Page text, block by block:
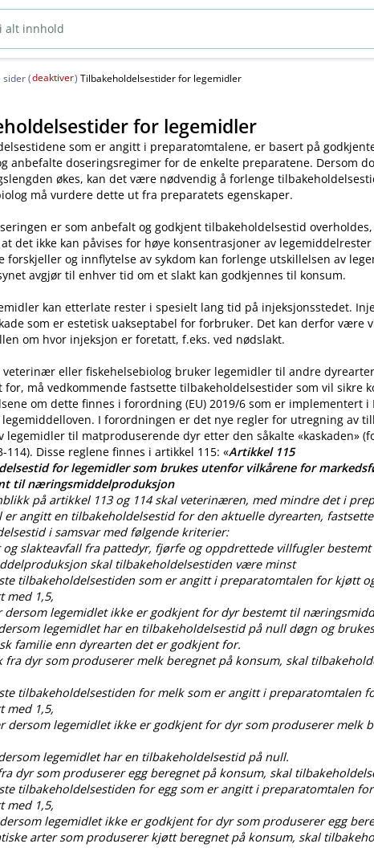
sider (deaktiver) Tilbakeholdelsestider for legemidler
for legemidler
som er angitt i preparatomtalene, er basert på
anbefalte doseringsregimer for de enkelte preparatene. Dersom
økes, kan det være nødvendig å forlenge
må vurdere dette ut fra preparatets egenskaper.
er som anbefalt og godkjent tilbakeholdelsestid
det ikke kan påvises for høye konsentrasjoner av
forskjeller og innflytelse av sykdom kan forlenge utskillelsen av
avgjør til enhver tid om et slakt kan godkjennes til konsum.
kan etterlate rester i spesielt lang tid på injeksjonsstedet.
som er estetisk uakseptabel for forbruker. Det kan derfor være
om hvor injeksjon er foretatt, f.eks. ved nødslakt.
veterinær eller fiskehelsebiolog bruker legemidler til andre
for, må vedkommende fastsette tilbakeholdelsestider som vil sikre
om dette finnes i forordning (EU) 2019/6 som er implementert i
I forordningen er det nye regler for utregning av
legemidler til matproduserende dyr etter den såkalte «kaskaden»
114). Disse reglene finnes i artikkel 115: «Artikkel 115
for legemidler som brukes utenfor vilkårene for
til næringsmiddelproduksjon
på artikkel 113 og 114 skal veterinæren, med mindre det i
er angitt en tilbakeholdelsestid for den aktuelle dyrearten,
i samsvar med følgende kriterier:
og slakteavfall fra pattedyr, fjørfe og oppdrettede villfugler
skal tilbakeholdelsestiden være minst
tilbakeholdelsestiden som er angitt i preparatomtalen for kjøtt
med 1,5,
dersom legemidlet ikke er godkjent for dyr bestemt til
legemidlet har en tilbakeholdelsestid på null døgn og
familie enn dyrearten det er godkjent for.
fra dyr som produserer melk beregnet på konsum, skal
tilbakeholdelsestiden for melk som er angitt i preparatomtalen
med 1,5,
dersom legemidlet ikke er godkjent for dyr som produserer melk
legemidlet har en tilbakeholdelsestid på null.
dyr som produserer egg beregnet på konsum, skal
tilbakeholdelsestiden for egg som er angitt i preparatomtalen
med 1,5,
legemidlet ikke er godkjent for dyr som produserer egg
arter som produserer kjøtt beregnet på konsum, skal